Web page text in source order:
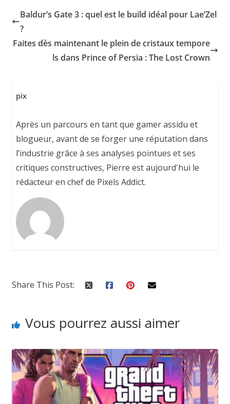
Baldur’s Gate 3 : quel est le build idéal pour Lae’Zel
?
Faites dès maintenant le plein de cristaux tempore
ls dans Prince of Persia : The Lost Crown
pix
Après un parcours en tant que gamer assidu et
blogueur, avant de se forger une réputation dans
l’industrie grâce à ses analyses pointues et ses
critiques constructives, Pierre est aujourd'hui le
rédacteur en chef de Pixels Addict.
Share This Post:
Vous pourrez aussi aimer